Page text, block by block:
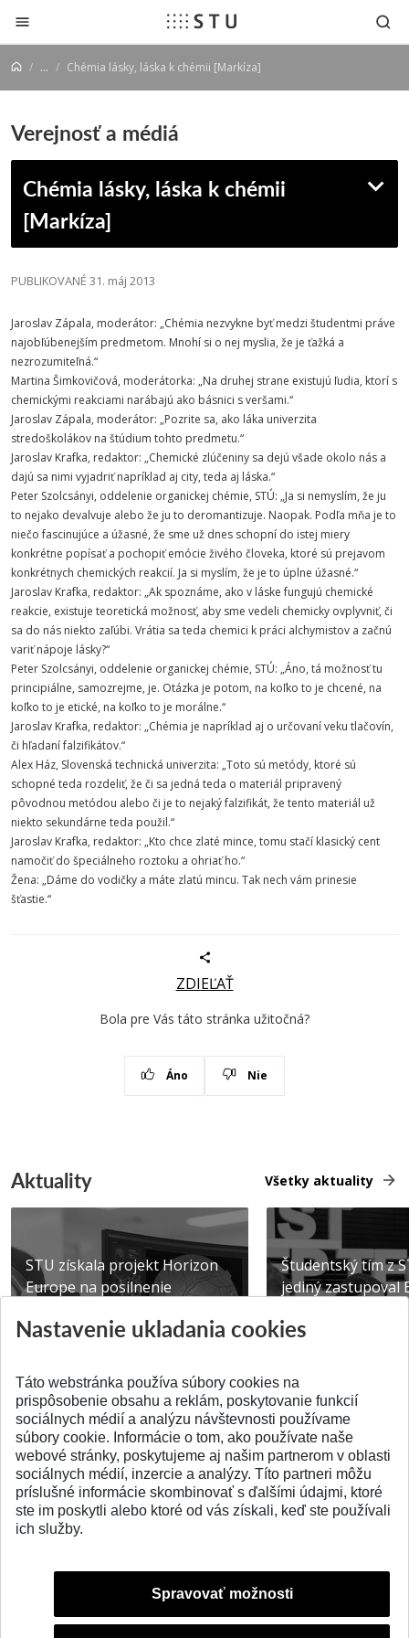
Prejsť na obsah
... Chémia lásky, láska k chémii [Markíza]
Verejnosť a médiá
Chémia lásky, láska k chémii
[Markíza]
PUBLIKOVANÉ 31. máj 2013
Jaroslav Zápala, moderátor: „Chémia nezvykne byť medzi študentmi práve
najobľúbenejším predmetom. Mnohí si o nej myslia, že je ťažká a
nezrozumiteľná.“
Martina Šimkovičová, moderátorka: „Na druhej strane existujú ľudia, ktorí s
chemickými reakciami narábajú ako básnici s veršami.“
Jaroslav Zápala, moderátor: „Pozrite sa, ako láka univerzita
stredoškolákov na štúdium tohto predmetu.“
Jaroslav Krafka, redaktor: „Chemické zlúčeniny sa dejú všade okolo nás a
dajú sa nimi vyjadriť napríklad aj city, teda aj láska.“
Peter Szolcsányi, oddelenie organickej chémie, STÚ: „Ja si nemyslím, že ju
to nejako devalvuje alebo že ju to deromantizuje. Naopak. Podľa mňa je to
niečo fascinujúce a úžasné, že sme už dnes schopní do istej miery
konkrétne popísať a pochopiť emócie živého človeka, ktoré sú prejavom
konkrétnych chemických reakcií. Ja si myslím, že je to úplne úžasné.“
Jaroslav Krafka, redaktor: „Ak spoznáme, ako v láske fungujú chemické
reakcie, existuje teoretická možnosť, aby sme vedeli chemicky ovplyvniť, či
sa do nás niekto zaľúbi. Vrátia sa teda chemici k práci alchymistov a začnú
variť nápoje lásky?“
Peter Szolcsányi, oddelenie organickej chémie, STÚ: „Áno, tá možnosť tu
principiálne, samozrejme, je. Otázka je potom, na koľko to je chcené, na
koľko to je etické, na koľko to je morálne.“
Jaroslav Krafka, redaktor: „Chémia je napríklad aj o určovaní veku tlačovín,
či hľadaní falzifikátov.“
Alex Ház, Slovenská technická univerzita: „Toto sú metódy, ktoré sú
schopné teda rozdeliť, že či sa jedná teda o materiál pripravený
pôvodnou metódou alebo či je to nejaký falzifikát, že tento materiál už
niekto sekundárne teda použil.“
Jaroslav Krafka, redaktor: „Kto chce zlaté mince, tomu stačí klasický cent
namočiť do špeciálneho roztoku a ohriať ho.“
Žena: „Dáme do vodičky a máte zlatú mincu. Tak nech vám prinesie
šťastie.“
ZDIEĽAŤ
Bola pre Vás táto stránka užitočná?
Áno Nie
Aktuality Všetky aktuality
STU získala projekt Horizon
Europe na posilnenie
Publikované 31.07.2026
Študentský tím z
jediný zastupoval
Publikované
SPÄŤ NA VRCH
Nastavenie ukladania cookies
Táto webstránka používa súbory cookies na
prispôsobenie obsahu a reklám, poskytovanie funkcií
sociálnych médií a analýzu návštevnosti používame
súbory cookie. Informácie o tom, ako používate naše
webové stránky, poskytujeme aj našim partnerom v oblasti
sociálnych médií, inzercie a analýzy. Títo partneri môžu
príslušné informácie skombinovať s ďalšími údajmi, ktoré
ste im poskytli alebo ktoré od vás získali, keď ste používali
ich služby.
Spravovať možnosti